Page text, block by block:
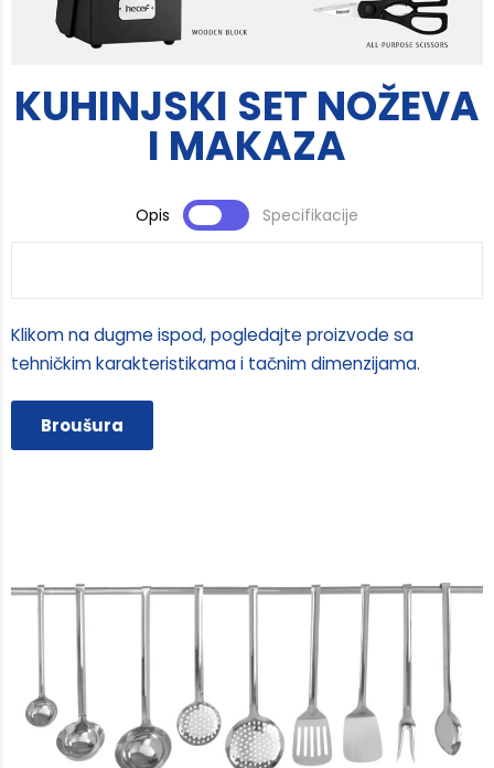
KUHINJSKI SET NOŽEVA
I MAKAZA
Opis Specifikacije
Klikom na dugme ispod, pogledajte proizvode sa
tehničkim karakteristikama i tačnim dimenzijama.
Broušura